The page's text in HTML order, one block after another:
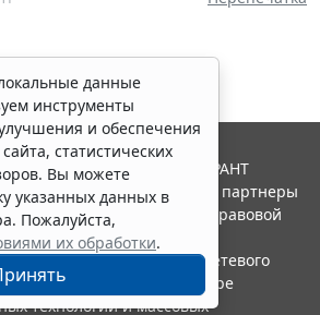
данные
инструменты
и обеспечения
статистических
Вы можете
указанных данных в
Пожалуйста,
их обработки.
2026. Система ГАРАНТ
Компания "Гарант" и ее партнеры
Российской ассоциации правовой
в качестве сетевого
службой по надзору в сфере
технологий и массовых